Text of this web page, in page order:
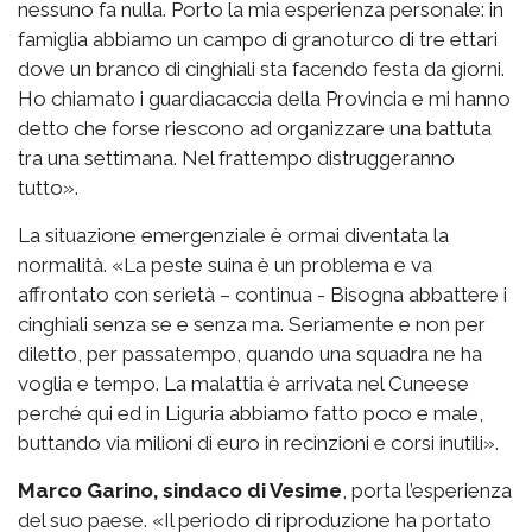
nessuno fa nulla. Porto la mia esperienza personale: in
famiglia abbiamo un campo di granoturco di tre ettari
dove un branco di cinghiali sta facendo festa da giorni.
Ho chiamato i guardiacaccia della Provincia e mi hanno
detto che forse riescono ad organizzare una battuta
tra una settimana. Nel frattempo distruggeranno
tutto».
La situazione emergenziale è ormai diventata la
normalità. «La peste suina è un problema e va
affrontato con serietà – continua - Bisogna abbattere i
cinghiali senza se e senza ma. Seriamente e non per
diletto, per passatempo, quando una squadra ne ha
voglia e tempo. La malattia è arrivata nel Cuneese
perché qui ed in Liguria abbiamo fatto poco e male,
buttando via milioni di euro in recinzioni e corsi inutili».
Marco Garino, sindaco di Vesime, porta l’esperienza
del suo paese. «Il periodo di riproduzione ha portato